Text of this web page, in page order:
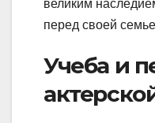
великим
перед своей
Учеба и